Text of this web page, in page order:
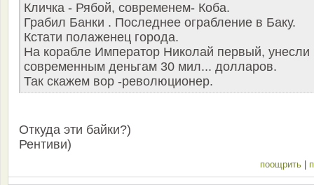
Кличка - Рябой, современем- Коба.
Грабил Банки . Последнее ограбление в Баку.
Кстати полаженец города.
На корабле Император Николай первый, унесли
современным деньгам 30 мил... долларов.
Так скажем вор -революционер.
Откуда эти байки?)
Рентиви)
поощрить